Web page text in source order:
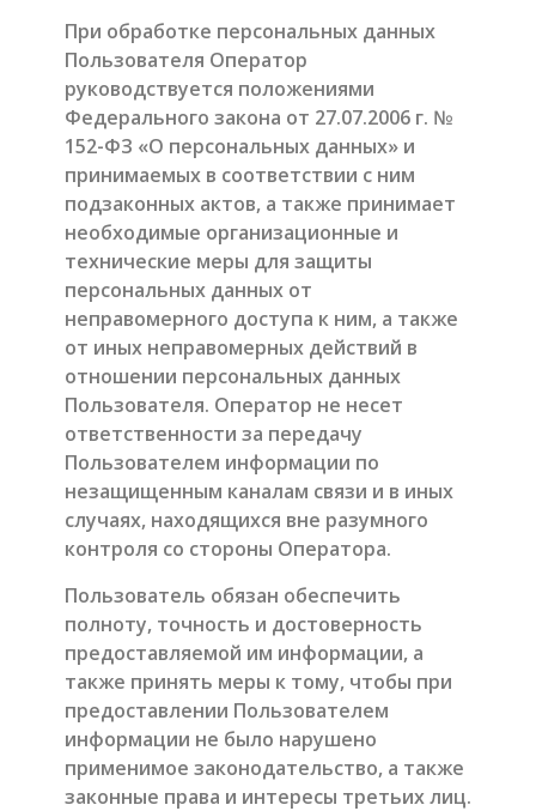
При обработке персональных данных
Пользователя Оператор
руководствуется положениями
Федерального закона от 27.07.2006 г. №
152-ФЗ «О персональных данных» и
принимаемых в соответствии с ним
подзаконных актов, а также принимает
необходимые организационные и
технические меры для защиты
персональных данных от
неправомерного доступа к ним, а также
от иных неправомерных действий в
отношении персональных данных
Пользователя. Оператор не несет
ответственности за передачу
Пользователем информации по
незащищенным каналам связи и в иных
случаях, находящихся вне разумного
контроля со стороны Оператора.
Пользователь обязан обеспечить
полноту, точность и достоверность
предоставляемой им информации, а
также принять меры к тому, чтобы при
предоставлении Пользователем
информации не было нарушено
применимое законодательство, а также
законные права и интересы третьих лиц.